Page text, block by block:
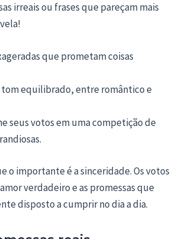
irreais ou frases que pareçam mais
que prometam coisas
tom equilibrado, entre romântico e
seus votos em uma competição de
o importante é a sinceridade. Os votos
verdadeiro e as promessas que
disposto a cumprir no dia a dia.